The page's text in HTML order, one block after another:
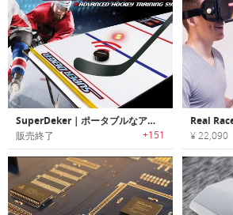
SuperDeker｜ポータブルなアイスホッケー トレーニングシステム「スーパーディーカー」
販売終了 +151 ¥ 22,090